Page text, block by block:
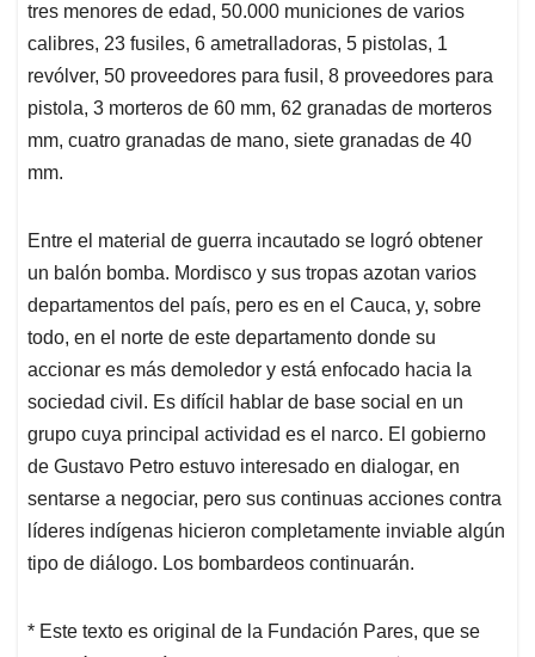
tres menores de edad, 50.000 municiones de varios
calibres, 23 fusiles, 6 ametralladoras, 5 pistolas, 1
revólver, 50 proveedores para fusil, 8 proveedores para
pistola, 3 morteros de 60 mm, 62 granadas de morteros
mm, cuatro granadas de mano, siete granadas de 40
mm.
Entre el material de guerra incautado se logró obtener
un balón bomba. Mordisco y sus tropas azotan varios
departamentos del país, pero es en el Cauca, y, sobre
todo, en el norte de este departamento donde su
accionar es más demoledor y está enfocado hacia la
sociedad civil. Es difícil hablar de base social en un
grupo cuya principal actividad es el narco. El gobierno
de Gustavo Petro estuvo interesado en dialogar, en
sentarse a negociar, pero sus continuas acciones contra
líderes indígenas hicieron completamente inviable algún
tipo de diálogo. Los bombardeos continuarán.
* Este texto es original de la Fundación Pares, que se